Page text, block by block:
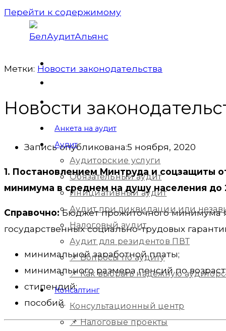
Перейти к содержимому
Анкета на аудит
Аудит
Аудиторские услуги
Обязательный аудит
Инициативный аудит
Аудит при ликвидации или
Налоговый аудит
Аудит для резидентов ПВТ
📌 Вопросы по аудиту
📌 Как выбрать надежную
Консалтинг
Консультационный центр
📌 Налоговые проекты
Метки: Новости законодательства
Новости
Запись опубликована:5 ноября, 2020
1. Постановлением Минтруда и соцзащиты
минимума в среднем на душу населения до
Справочно:Бюджет прожиточного минимума
государственных социально-трудовых
минимальной заработной платы;
минимального размера пенсий по
стипендий;
пособий.